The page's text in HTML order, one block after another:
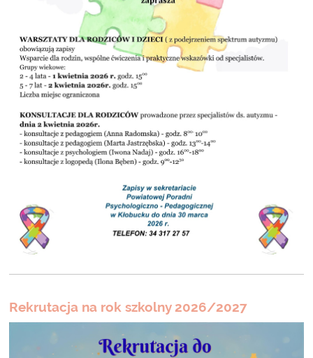
Rekrutacja na rok szkolny 2026/2027